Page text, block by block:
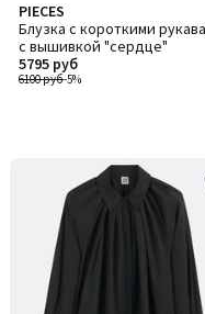
PIECES
Блузка с короткими
с вышивкой "сердце"
6100 руб-5%
5795 руб